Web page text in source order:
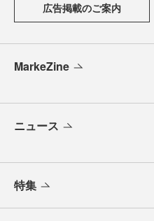
広告掲載のご案内
MarkeZine
ニュース
特集